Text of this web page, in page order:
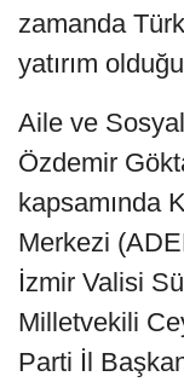
zamanda
yatırım
Aile ve
Özdemir
kapsamında
Merkezi
İzmir Valisi
Milletvekili
Parti İl